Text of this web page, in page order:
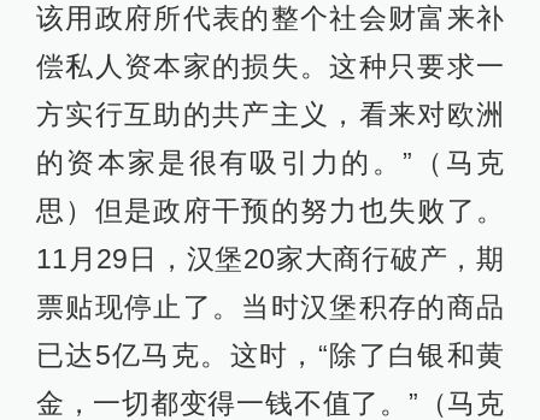
该用政府所代表的整个社会财富来补
偿私人资本家的损失。这种只要求一
方实行互助的共产主义，看来对欧洲
的资本家是很有吸引力的。”（马克
思）但是政府干预的努力也失败了。
11月29日，汉堡20家大商行破产，期
票贴现停止了。当时汉堡积存的商品
已达5亿马克。这时，“除了白银和黄
金，一切都变得一钱不值了。”（马克